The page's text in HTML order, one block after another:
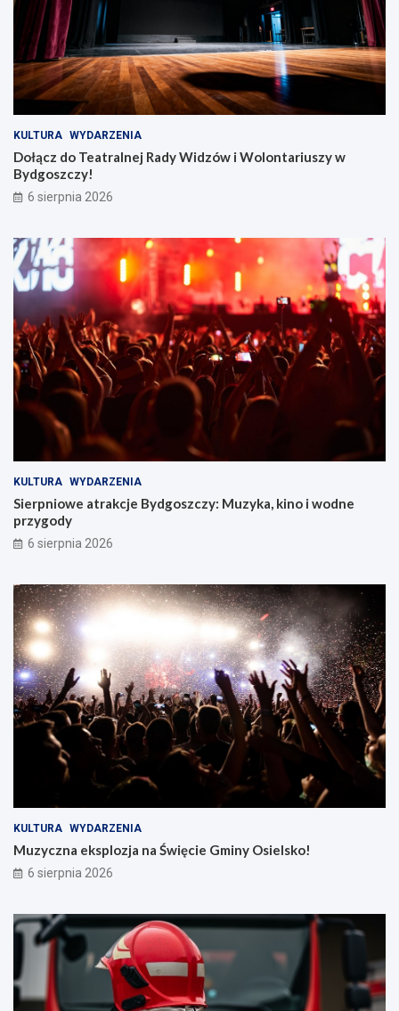
KULTURA WYDARZENIA
Dołącz do Teatralnej Rady Widzów i Wolontariuszy w
Bydgoszczy!
6 sierpnia 2026
KULTURA WYDARZENIA
Sierpniowe atrakcje Bydgoszczy: Muzyka, kino i wodne
przygody
6 sierpnia 2026
KULTURA WYDARZENIA
Muzyczna eksplozja na Święcie Gminy Osielsko!
6 sierpnia 2026